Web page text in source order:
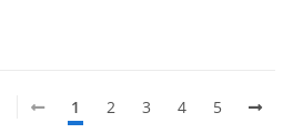
1 2 3 4 5